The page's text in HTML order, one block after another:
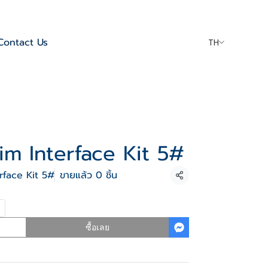
Us TH
Interface Kit 5#
Kit 5# ขายแล้ว 0 ชิ้น แชร์
ซื้อเลย